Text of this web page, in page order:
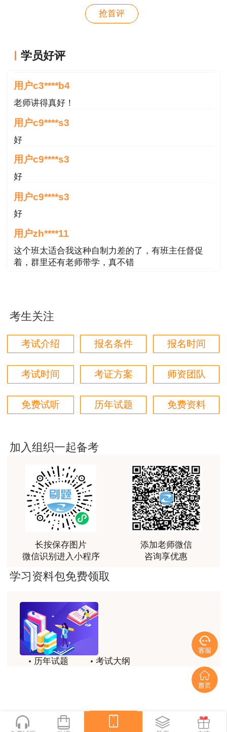
抢首评
学员好评
用户c3****b4
用户c3****b4
老师讲得真好！
用户c9****s3
好
用户c9****s3
好
用户c9****s3
好
用户zh****11
这个班太适合我这种自制力差的了，有班主任督促
着，群里还有老师带学，真不错
用户zh****94
老师们讲的很好，通俗易懂，对小白很友好
用户li****11
建筑专业跟网校过了，今年考其他安全，还是选择网
校。
用户m6****57
用户da****ng
富生动。
用户m3****68
课程清晰易懂，便于记忆，老师重难点讲解也很清晰
用户we****66
跟着老师学习理解的特别快，比自己学习容易多了
用户m0****66
贾老师讲的很有水平，这次考过全靠他了
用户m0****68
贾老师一如既往的稳
用户m1****68
回顾整个学习过程，我收获的不仅是证书和技能，更
重要的是养成了持续学习的习惯和自我驱动力；这门
网课像一位循循善诱的引路人，让我相信只要选对方
法、坚持行动，每个人都能突破自己的天花板，真心
目标进发！
用户m2****18
考生关注
考试介绍 报名条件 报名时间
考试时间 考证方案 师资团队
免费试听 历年试题 免费资料
加入组织一起备考
长按保存图片
微信识别进入小程序
添加老师微信
咨询享优惠
学习资料包免费领取
历年试题
考试大纲